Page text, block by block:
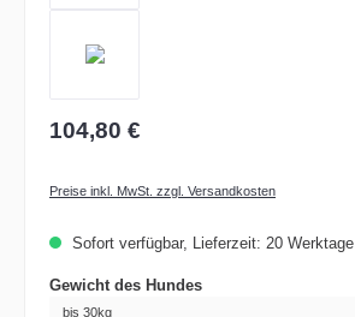
104,80 €
Preise inkl. MwSt. zzgl. Versandkosten
Sofort verfügbar, Lieferzeit: 20 Werktage
Gewicht des Hundesauswählen